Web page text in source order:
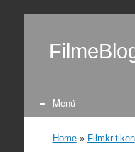
Menü
Home» Filmkritiken